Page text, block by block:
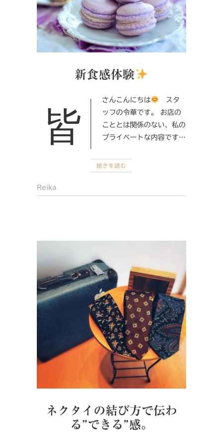
新食感体験
皆さんこんにちは
スタ
ッフの令華です。 お店の
こととは関係のない、私の
プライベートな内容です…
続きを読む
Reika
ネクタイの結び方で伝わ
る”できる”感。